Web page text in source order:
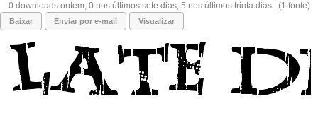
0 downloads ontem, 0 nos últimos sete dias, 5 nos últimos trinta dias | (1 fonte)
Baixar Enviar por e-mail Visualizar